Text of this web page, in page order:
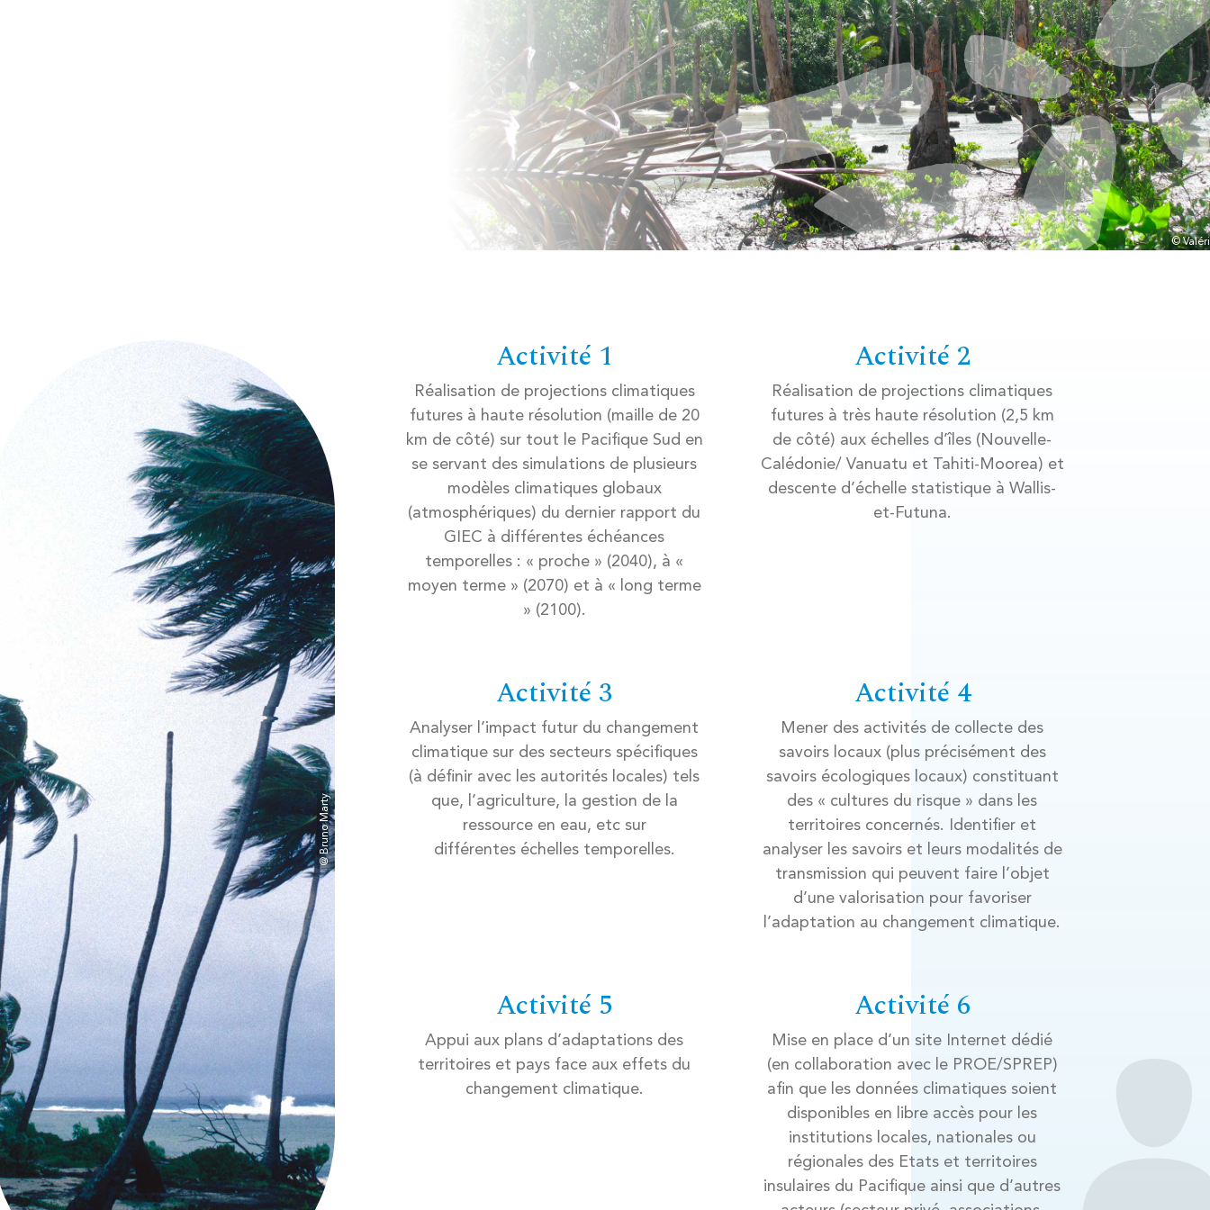
©
Activité 1
Réalisation de projections climatiques
futures à haute résolution (maille de 20
km de côté) sur tout le Pacifique Sud en
se servant des simulations de plusieurs
modèles climatiques globaux
(atmosphériques) du dernier rapport du
GIEC à différentes échéances
temporelles : « proche » (2040), à «
moyen terme » (2070) et à « long terme
» (2100).
Activité 2
Réalisation de projections climatiques
futures à très haute résolution (2,5 km
de côté) aux échelles d’îles (Nouvelle-
Calédonie/ Vanuatu et Tahiti-Moorea) et
descente d’échelle statistique à Wallis-
et-Futuna.
Activité 3
Analyser l’impact futur du changement
climatique sur des secteurs spécifiques
(à définir avec les autorités locales) tels
que, l’agriculture, la gestion de la
ressource en eau, etc sur
différentes échelles temporelles.
Activité 4
Mener des activités de collecte des
savoirs locaux (plus précisément des
savoirs écologiques locaux) constituant
des « cultures du risque » dans les
territoires concernés. Identifier et
analyser les savoirs et leurs modalités de
transmission qui peuvent faire l’objet
d’une valorisation pour favoriser
l’adaptation au changement climatique.
Activité 5
Appui aux plans d’adaptations des
territoires et pays face aux effets du
changement climatique.
Activité 6
Mise en place d’un site Internet dédié
(en collaboration avec le PROE/SPREP)
afin que les données climatiques soient
disponibles en libre accès pour les
institutions locales, nationales ou
régionales des Etats et territoires
insulaires du Pacifique ainsi que d’autres
@ Bruno Marty